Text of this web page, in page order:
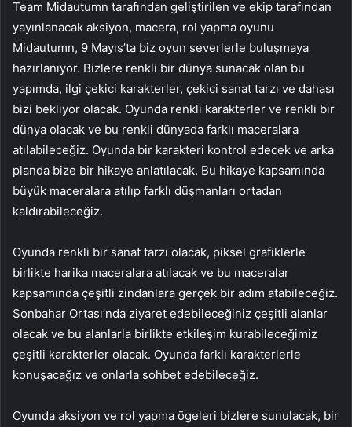
Team Midautumn tarafından geliştirilen ve ekip tarafından
yayınlanacak aksiyon, macera, rol yapma oyunu
Midautumn, 9 Mayıs’ta biz oyun severlerle buluşmaya
hazırlanıyor. Bizlere renkli bir dünya sunacak olan bu
yapımda, ilgi çekici karakterler, çekici sanat tarzı ve dahası
bizi bekliyor olacak. Oyunda renkli karakterler ve renkli bir
dünya olacak ve bu renkli dünyada farklı maceralara
atılabileceğiz. Oyunda bir karakteri kontrol edecek ve arka
planda bize bir hikaye anlatılacak. Bu hikaye kapsamında
büyük maceralara atılıp farklı düşmanları ortadan
kaldırabileceğiz.
Oyunda renkli bir sanat tarzı olacak, piksel grafiklerle
birlikte harika maceralara atılacak ve bu maceralar
kapsamında çeşitli zindanlara gerçek bir adım atabileceğiz.
Sonbahar Ortası’nda ziyaret edebileceğiniz çeşitli alanlar
olacak ve bu alanlarla birlikte etkileşim kurabileceğimiz
çeşitli karakterler olacak. Oyunda farklı karakterlerle
konuşacağız ve onlarla sohbet edebileceğiz.
Oyunda aksiyon ve rol yapma ögeleri bizlere sunulacak, bir